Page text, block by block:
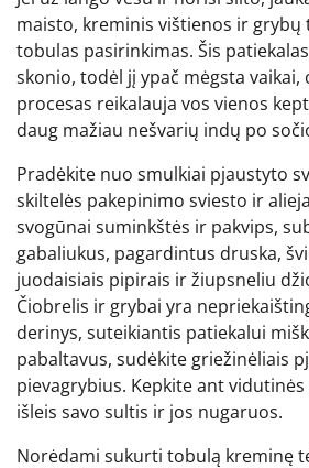
maisto, kreminis vištienos ir grybų
tobulas pasirinkimas. Šis
skonio, todėl jį ypač mėgsta
procesas reikalauja vos vienos
daug mažiau nešvarių indų po
Pradėkite nuo smulkiai pjaustyto
skiltelės pakepinimo sviesto ir
svogūnai suminkštės ir pakvips,
gabaliukus, pagardintus druska,
juodaisiais pipirais ir žiupsneliu
Čiobrelis ir grybai yra
derinys, suteikiantis patiekalui
pabaltavus, sudėkite griežinėliais
pievagrybius. Kepkite ant
išleis savo sultis ir jos nugaruos.
Norėdami sukurti tobulą kreminę